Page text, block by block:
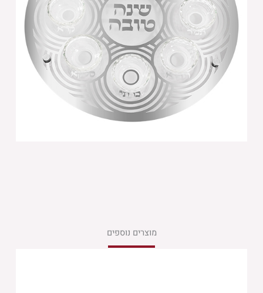
ס"מ
מוצרים נוספים